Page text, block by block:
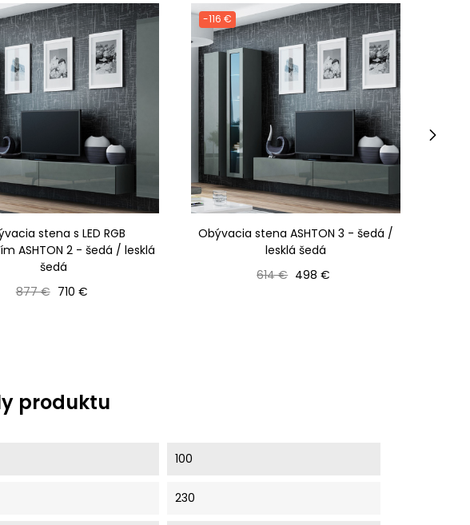
stena s LED RGB
ASHTON 2 - šedá / lesklá
šedá
Bežná cena
877 € Cena
710 €
-116 €
Obývacia stena ASHTON 3 - šedá /
lesklá šedá
Bežná cena
614 € Cena
498 €
produktu
100
230